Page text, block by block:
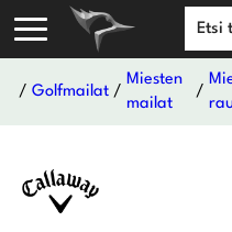
/Golfmailat /
Miesten
mailat
/